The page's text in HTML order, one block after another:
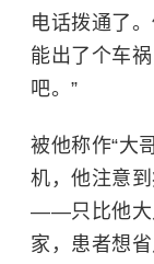
电话拨通了
能出了个车
吧。”
被他称作“大
机，他注意
——只比他大
家，患者想